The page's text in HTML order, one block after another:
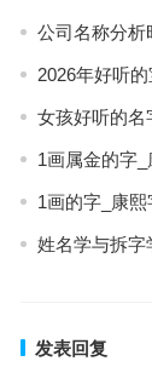
公司名称分析
2026年好听
女孩好听的名
1画属金的字
1画的字_康
姓名学与拆字
发表回复